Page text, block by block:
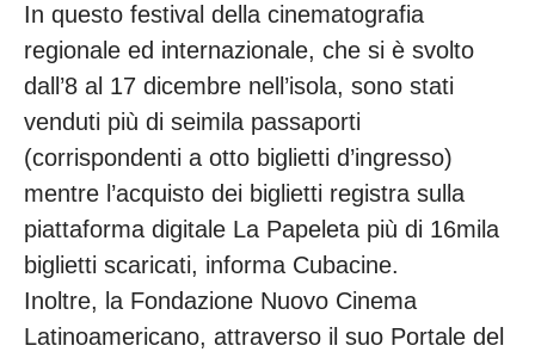
In questo festival della cinematografia
regionale ed internazionale, che si è svolto
dall’8 al 17 dicembre nell’isola, sono stati
venduti più di seimila passaporti
(corrispondenti a otto biglietti d’ingresso)
mentre l’acquisto dei biglietti registra sulla
piattaforma digitale La Papeleta più di 16mila
biglietti scaricati, informa Cubacine.
Inoltre, la Fondazione Nuovo Cinema
Latinoamericano, attraverso il suo Portale del